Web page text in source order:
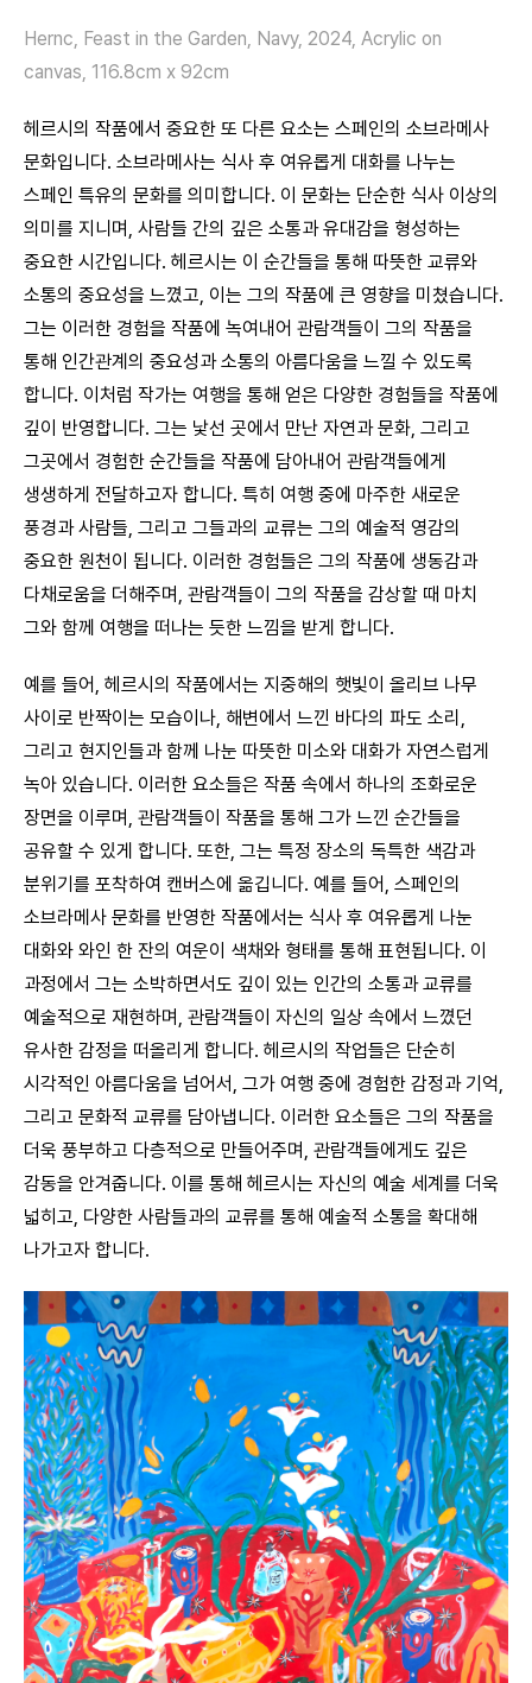
Hernc, Feast in the Garden, Navy, 2024, Acrylic on
canvas, 116.8cm x 92cm
헤르시의 작품에서 중요한 또 다른 요소는 스페인의 소브라메사
문화입니다. 소브라메사는 식사 후 여유롭게 대화를 나누는
스페인 특유의 문화를 의미합니다. 이 문화는 단순한 식사 이상의
의미를 지니며, 사람들 간의 깊은 소통과 유대감을 형성하는
중요한 시간입니다. 헤르시는 이 순간들을 통해 따뜻한 교류와
소통의 중요성을 느꼈고, 이는 그의 작품에 큰 영향을 미쳤습니다.
그는 이러한 경험을 작품에 녹여내어 관람객들이 그의 작품을
통해 인간관계의 중요성과 소통의 아름다움을 느낄 수 있도록
합니다. 이처럼 작가는 여행을 통해 얻은 다양한 경험들을 작품에
깊이 반영합니다. 그는 낯선 곳에서 만난 자연과 문화, 그리고
그곳에서 경험한 순간들을 작품에 담아내어 관람객들에게
생생하게 전달하고자 합니다. 특히 여행 중에 마주한 새로운
풍경과 사람들, 그리고 그들과의 교류는 그의 예술적 영감의
중요한 원천이 됩니다. 이러한 경험들은 그의 작품에 생동감과
다채로움을 더해주며, 관람객들이 그의 작품을 감상할 때 마치
그와 함께 여행을 떠나는 듯한 느낌을 받게 합니다.
예를 들어, 헤르시의 작품에서는 지중해의 햇빛이 올리브 나무
사이로 반짝이는 모습이나, 해변에서 느낀 바다의 파도 소리,
그리고 현지인들과 함께 나눈 따뜻한 미소와 대화가 자연스럽게
녹아 있습니다. 이러한 요소들은 작품 속에서 하나의 조화로운
장면을 이루며, 관람객들이 작품을 통해 그가 느낀 순간들을
공유할 수 있게 합니다. 또한, 그는 특정 장소의 독특한 색감과
분위기를 포착하여 캔버스에 옮깁니다. 예를 들어, 스페인의
소브라메사 문화를 반영한 작품에서는 식사 후 여유롭게 나눈
대화와 와인 한 잔의 여운이 색채와 형태를 통해 표현됩니다. 이
과정에서 그는 소박하면서도 깊이 있는 인간의 소통과 교류를
예술적으로 재현하며, 관람객들이 자신의 일상 속에서 느꼈던
유사한 감정을 떠올리게 합니다. 헤르시의 작업들은 단순히
시각적인 아름다움을 넘어서, 그가 여행 중에 경험한 감정과 기억,
그리고 문화적 교류를 담아냅니다. 이러한 요소들은 그의 작품을
더욱 풍부하고 다층적으로 만들어주며, 관람객들에게도 깊은
감동을 안겨줍니다. 이를 통해 헤르시는 자신의 예술 세계를 더욱
넓히고, 다양한 사람들과의 교류를 통해 예술적 소통을 확대해
나가고자 합니다.